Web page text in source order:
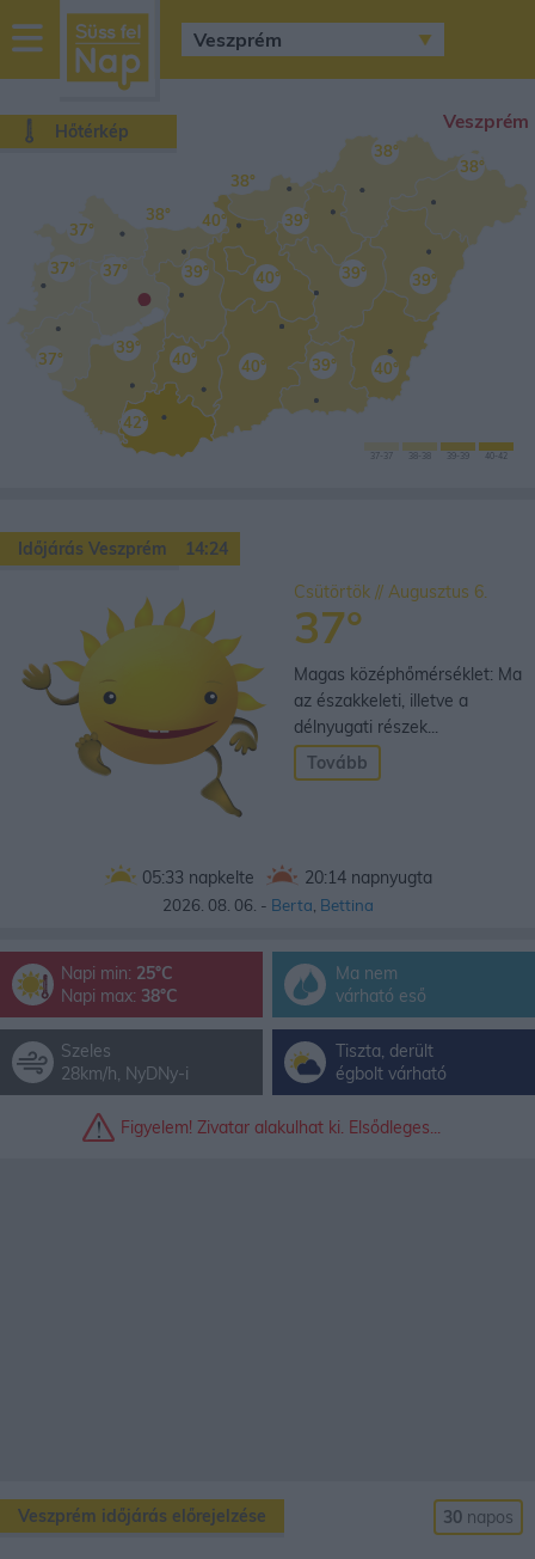
sussfelnap.hu
időjárás
Hőtérkép
•
Veszprém
40°
40° 39°
39°
37°
39°
40°
38°
38°
42°
38°
39°
39°
40°
39°
37°
38° 40°
37°
37°
37 -37 38 -38 39 -39 40- 42
Időjárás Veszprém
14:24
Csütörtök // Augusztus 6.
37°
Magas középhőmérséklet: Ma
az északkeleti, illetve a
délnyugati részek...
Tovább
05:33 napkelte 20:14 napnyugta
2026. 08. 06. - Berta Bettina
Napi min: 25°C
Napi max: 38°C
Ma nem
várható eső
Szeles
28km/h, NyDNy-i
Tiszta, derült
égbolt várható
Figyelem! Zivatar alakulhat ki. Elsődleges...
Veszprém időjárás előrejelzése 30 napos